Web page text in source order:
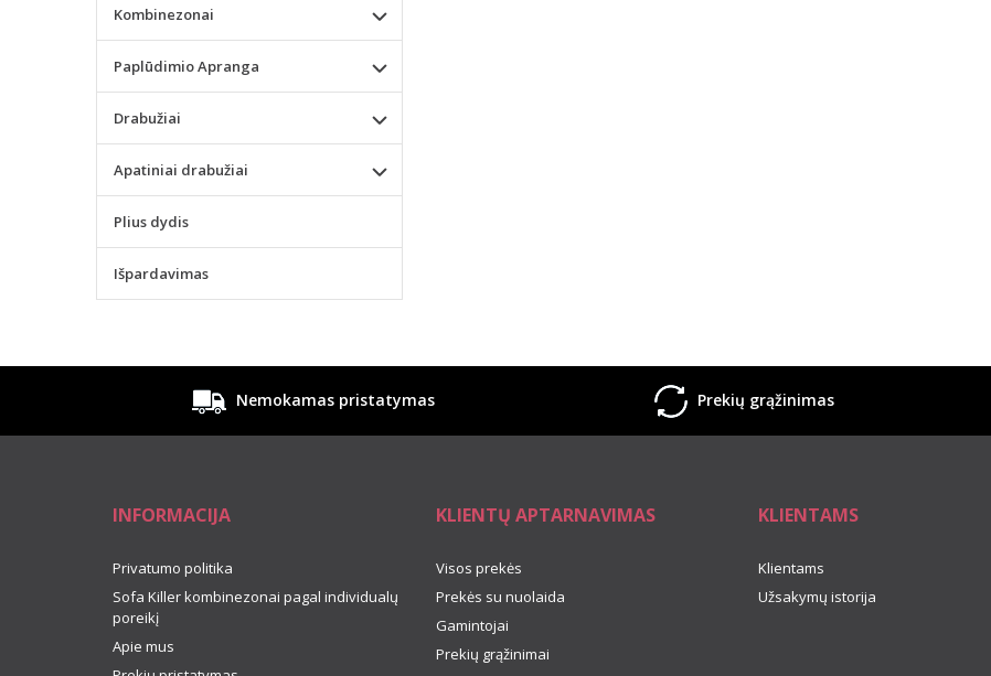
Kombinezonai
Paplūdimio Apranga
Drabužiai
Apatiniai drabužiai
Plius dydis
Išpardavimas
Nemokamas pristatymas Prekių grąžinimas
INFORMACIJA
Privatumo politika
Sofa Killer kombinezonai pagal individualų
poreikį
Apie mus
KLIENTŲ APTARNAVIMAS
Visos prekės
Prekės su nuolaida
Gamintojai
Prekių grąžinimai
KLIENTAMS
Klientams
Užsakymų istorija